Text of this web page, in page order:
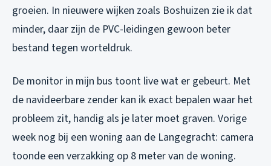
groeien. In nieuwere wijken zoals Boshuizen zie ik dat
minder, daar zijn de PVC-leidingen gewoon beter
bestand tegen worteldruk.
De monitor in mijn bus toont live wat er gebeurt. Met
de navideerbare zender kan ik exact bepalen waar het
probleem zit, handig als je later moet graven. Vorige
week nog bij een woning aan de Langegracht: camera
toonde een verzakking op 8 meter van de woning.